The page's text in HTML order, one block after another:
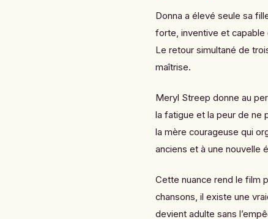
Donna a élevé seule sa
forte, inventive et
Le retour simultané de
maîtrise.
Meryl Streep donne au
la fatigue et la peur de ne
la mère courageuse qui
anciens et à une nouvelle
Cette nuance rend le film
chansons, il existe une
devient adulte sans